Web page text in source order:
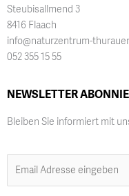
Steubisallmend 3
8416 Flaach
info@naturzentrum-
052 355 15 55
NEWSLETTER
Bleiben Sie informiert mit